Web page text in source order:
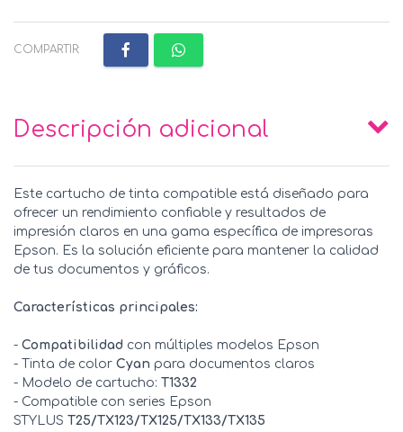
COMPARTIR:
Descripción adicional
Este cartucho de tinta compatible está diseñado para
ofrecer un rendimiento confiable y resultados de
impresión claros en una gama específica de impresoras
Epson. Es la solución eficiente para mantener la calidad
de tus documentos y gráficos.
Características principales:
- Compatibilidad con múltiples modelos Epson
- Tinta de color Cyan para documentos claros
- Modelo de cartucho: T1332
- Compatible con series Epson
STYLUS T25/TX123/TX125/TX133/TX135